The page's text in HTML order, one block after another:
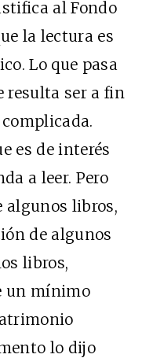
al Fondo
la lectura es
Lo que pasa
resulta ser a fin
es de interés
a leer. Pero
libros,
de algunos
libros,
un mínimo
lo dijo